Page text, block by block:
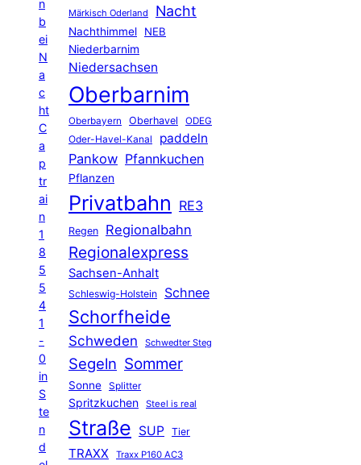
n
b
ei
N
a
c
ht
C
a
p
tr
ai
n
1
8
5
5
4
1
-
0
in
S
te
n
d
Märkisch Oderland Nacht
Nachthimmel
NEB
Niederbarnim
Niedersachsen
Oberbarnim
Oberbayern Oberhavel ODEG
Oder-Havel-Kanal paddeln
Pankow Pfannkuchen
Pflanzen
Privatbahn RE3
Regen Regionalbahn
Regionalexpress
Sachsen-Anhalt
Schleswig-Holstein Schnee
Schorfheide
Schweden Schwedter Steg
Segeln Sommer
Sonne Splitter
Spritzkuchen Steel is real
Straße SUP Tier
TRAXX Traxx P160 AC3